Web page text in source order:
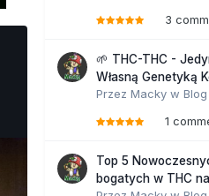
3
🌱 THC-THC -
Własną Genetyką
Przez Macky w
1
Top 5
bogatych w THC